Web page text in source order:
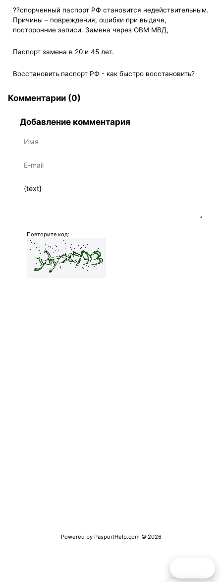
??спорченный паспорт РФ становится недействительным.
Причины – повреждения, ошибки при выдаче,
посторонние записи. Замена через ОВМ МВД,
Паспорт замена в 20 и 45 лет.
Восстановить паспорт РФ - как быстро восстановить?
Комментарии (0)
Добавление комментария
Повторите код:
Powered by PasportHelp.com © 2026